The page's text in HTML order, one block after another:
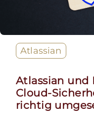
Atlassian
Atlassian und
Cloud-
richtig